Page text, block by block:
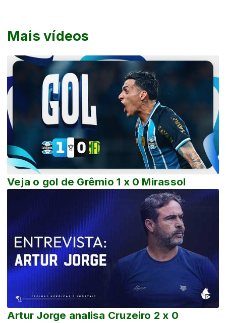
Mais vídeos
Veja o gol de Grêmio 1 x 0 Mirassol
Artur Jorge analisa Cruzeiro 2 x 0